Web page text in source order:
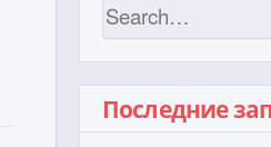
Последние